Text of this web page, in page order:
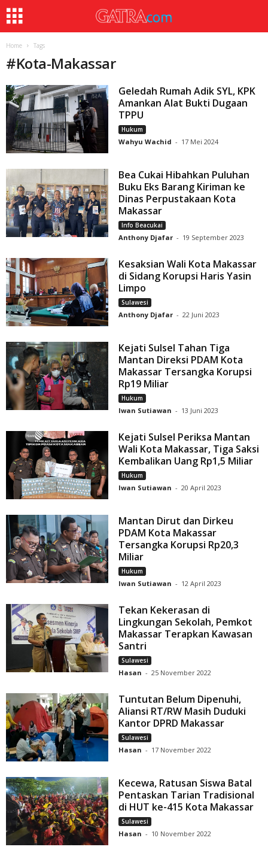
Home Tags
#Kota-Makassar
Geledah Rumah Adik SYL, KPK
Amankan Alat Bukti Dugaan
TPPU
Hukum
Wahyu Wachid - 17 Mei 2024
Bea Cukai Hibahkan Puluhan
Buku Eks Barang Kiriman ke
Dinas Perpustakaan Kota
Makassar
Info Beacukai
Anthony Djafar - 19 September 2023
Kesaksian Wali Kota Makassar
di Sidang Korupsi Haris Yasin
Limpo
Sulawesi
Anthony Djafar - 22 Juni 2023
Kejati Sulsel Tahan Tiga
Mantan Direksi PDAM Kota
Makassar Tersangka Korupsi
Rp19 Miliar
Hukum
Iwan Sutiawan - 13 Juni 2023
Kejati Sulsel Periksa Mantan
Wali Kota Makassar, Tiga Saksi
Kembalikan Uang Rp1,5 Miliar
Hukum
Iwan Sutiawan - 20 April 2023
Mantan Dirut dan Dirkeu
PDAM Kota Makassar
Tersangka Korupsi Rp20,3
Miliar
Hukum
Iwan Sutiawan - 12 April 2023
Tekan Kekerasan di
Lingkungan Sekolah, Pemkot
Makassar Terapkan Kawasan
Santri
Sulawesi
Hasan - 25 November 2022
Tuntutan Belum Dipenuhi,
Aliansi RT/RW Masih Duduki
Kantor DPRD Makassar
Sulawesi
Hasan - 17 November 2022
Kecewa, Ratusan Siswa Batal
Pentaskan Tarian Tradisional
di HUT ke-415 Kota Makassar
Sulawesi
Hasan - 10 November 2022